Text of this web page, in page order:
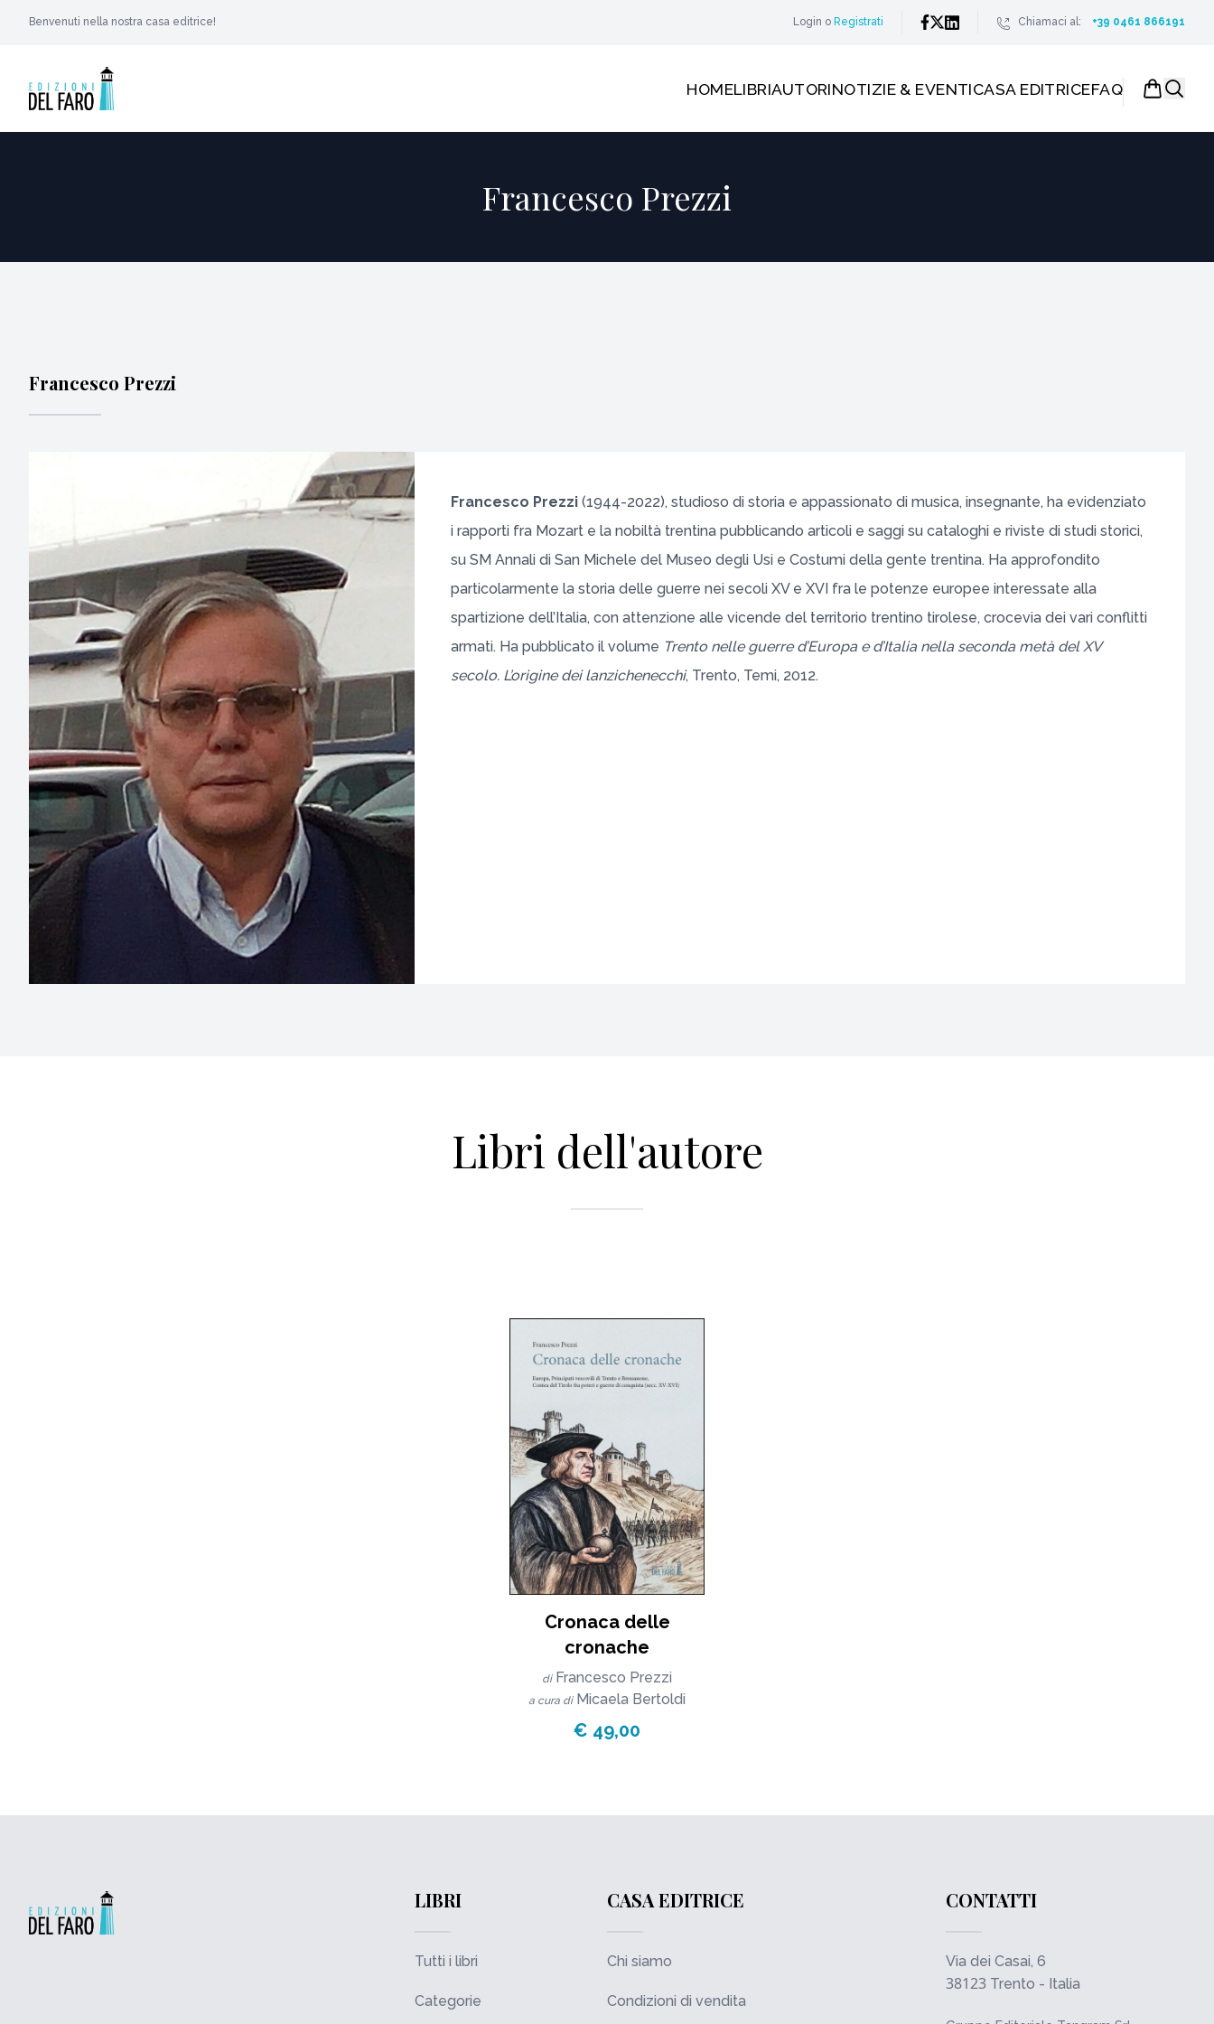
Benvenuti nella nostra casa editrice! Login o Registrati Chiamaci al: +39 0461 866191
HOMELIBRIAUTORINOTIZIE & EVENTICASA EDITRICEFAQ
Francesco Prezzi
Francesco Prezzi
Francesco Prezzi (1944-2022), studioso di storia e appassionato di musica, insegnante, ha evidenziato
i rapporti fra Mozart e la nobiltà trentina pubblicando articoli e saggi su cataloghi e riviste di studi storici,
su SM Annali di San Michele del Museo degli Usi e Costumi della gente trentina. Ha approfondito
particolarmente la storia delle guerre nei secoli XV e XVI fra le potenze europee interessate alla
spartizione dell’Italia, con attenzione alle vicende del territorio trentino tirolese, crocevia dei vari conflitti
armati. Ha pubblicato il volume Trento nelle guerre d’Europa e d’Italia nella seconda metà del XV
secolo. L’origine dei lanzichenecchi, Trento, Temi, 2012.
Libri dell'autore
Cronaca delle
cronache
di Francesco Prezzi
a cura di Micaela Bertoldi
€ 49,00
LIBRI
Tutti i libri
Categorie
CASA EDITRICE
Chi siamo
Condizioni di vendita
CONTATTI
Via dei Casai, 6
38123 Trento - Italia